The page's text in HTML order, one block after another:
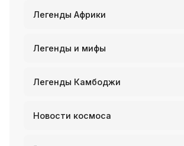
Легенды Африки
Легенды и мифы
Легенды Камбоджи
Новости космоса